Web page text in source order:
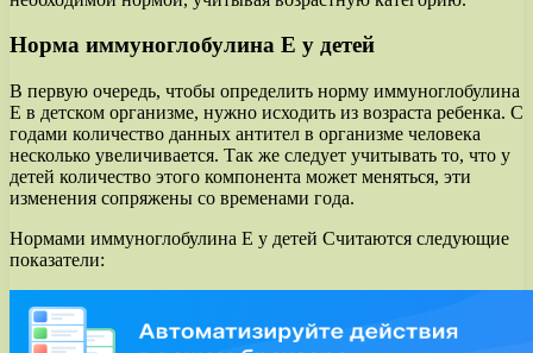
Норма иммуноглобулина Е у детей
В первую очередь, чтобы определить норму иммуноглобулина
Е в детском организме, нужно исходить из возраста ребенка. С
годами количество данных антител в организме человека
несколько увеличивается. Так же следует учитывать то, что у
детей количество этого компонента может меняться, эти
изменения сопряжены со временами года.
Нормами иммуноглобулина Е у детей Считаются следующие
показатели: